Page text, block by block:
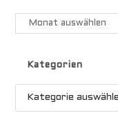
Kategorien